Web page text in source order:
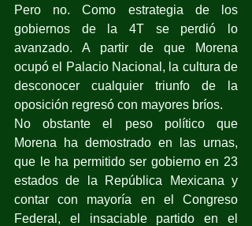
Pero no. Como estrategia de los
gobiernos de la 4T se perdió lo
avanzado. A partir de que Morena
ocupó el Palacio Nacional, la cultura de
desconocer cualquier triunfo de la
oposición regresó con mayores bríos.
No obstante el peso político que
Morena ha demostrado en las urnas,
que le ha permitido ser gobierno en 23
estados de la República Mexicana y
contar con mayoría en el Congreso
Federal, el insaciable partido en el